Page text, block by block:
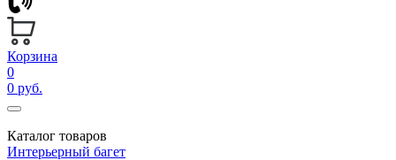
Корзина
0
0 руб.
Каталог товаров
Интерьерный багет